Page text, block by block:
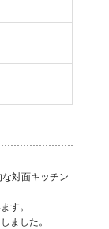
対面キッチン
す。
ました。